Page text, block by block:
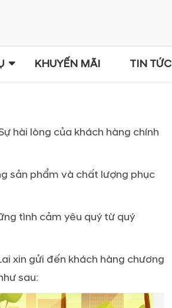
KHUYẾN MÃI TIN TỨC
hài lòng của khách hàng chính
sản phẩm và chất lượng phục
tình cảm yêu quý từ quý
xin gửi đến khách hàng chương
sau: